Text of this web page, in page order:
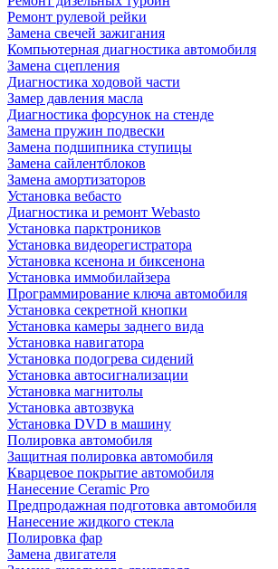
Ремонт рулевой рейки
Замена свечей зажигания
Компьютерная диагностика автомобиля
Замена сцепления
Диагностика ходовой части
Замер давления масла
Диагностика форсунок на стенде
Замена пружин подвески
Замена подшипника ступицы
Замена сайлентблоков
Замена амортизаторов
Установка вебасто
Диагностика и ремонт Webasto
Установка парктроников
Установка видеорегистратора
Установка ксенона и биксенона
Установка иммобилайзера
Программирование ключа автомобиля
Установка секретной кнопки
Установка камеры заднего вида
Установка навигатора
Установка подогрева сидений
Установка автосигнализации
Установка магнитолы
Установка автозвука
Установка DVD в машину
Полировка автомобиля
Защитная полировка автомобиля
Кварцевое покрытие автомобиля
Нанесение Ceramic Pro
Предпродажная подготовка автомобиля
Нанесение жидкого стекла
Полировка фар
Замена двигателя